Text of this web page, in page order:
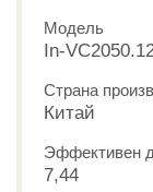
Модель
In-
Страна
Китай
Эффективен
7,44